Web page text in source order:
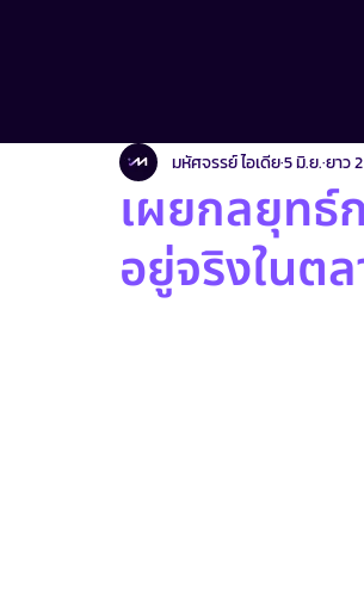
เผยกลยุทธ์
อยู่จริงในต
มหัศจรรย์ ไอเดีย5 มิ.ย.ยาว